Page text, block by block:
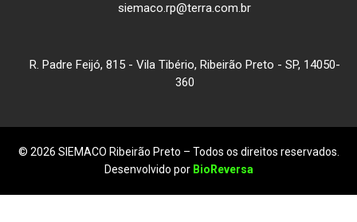
siemaco.rp@terra.com.br
R. Padre Feijó, 815 - Vila Tibério, Ribeirão Preto - SP, 14050-
360
© 2026 SIEMACO Ribeirão Preto – Todos os direitos reservados.
Desenvolvido por BioReversa